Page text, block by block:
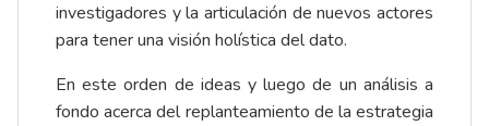
investigadores y la articulación de nuevos actores
para tener una visión holística del dato.
En este orden de ideas y luego de un análisis a
fondo acerca del replanteamiento de la estrategia